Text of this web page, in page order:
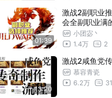
01:39
激战2副职业
会全副职业满
急 小团宓丶
1.4万
2
13:20
激战2咸鱼党
慕容青瓷
6.2万
31